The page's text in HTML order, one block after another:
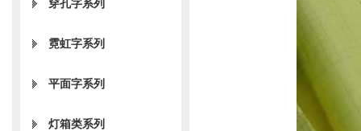
穿孔字系列
霓虹字系列
平面字系列
灯箱类系列